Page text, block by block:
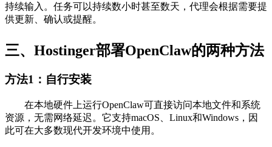
持续输入。任务可以持续数小时甚至数天，代理会根据需要提
供更新、确认或提醒。
三、Hostinger部署OpenClaw的两种方法
方法1：自行安装
在本地硬件上运行OpenClaw可直接访问本地文件和系统
资源，无需网络延迟。它支持macOS、Linux和Windows，因
此可在大多数现代开发环境中使用。